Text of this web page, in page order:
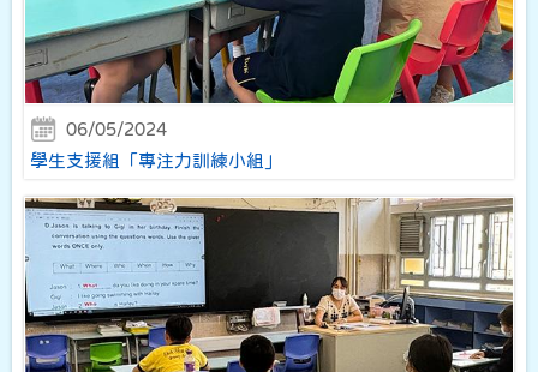
06/05/2024
學生支援組「專注力訓練小組」